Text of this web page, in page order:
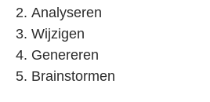
Analyseren
Wijzigen
Genereren
Brainstormen